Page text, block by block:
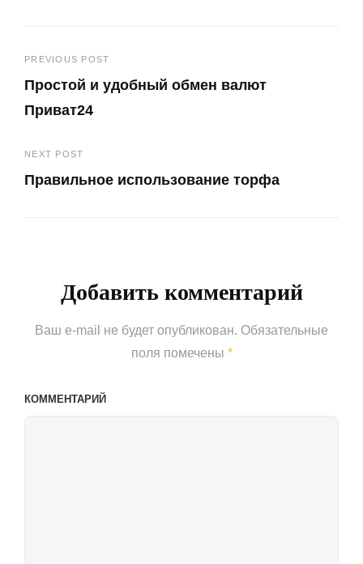
Навигация
по
PREVIOUS POST
Простой и удобный обмен валют
Приват24
Post
NEXT POST
Правильное использование торфа
Добавить комментарий
Ваш e-mail не будет опубликован. Обязательные
поля помечены *
КОММЕНТАРИЙ